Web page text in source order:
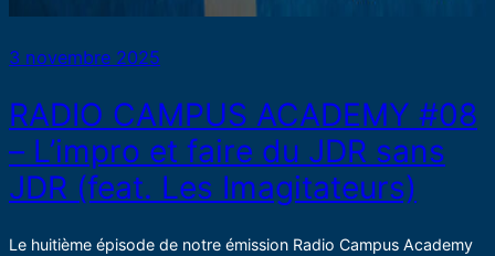
3 novembre 2025
RADIO CAMPUS ACADEMY #08
– L’impro et faire du JDR sans
JDR (feat. Les Imagitateurs)
Le huitième épisode de notre émission Radio Campus Academy